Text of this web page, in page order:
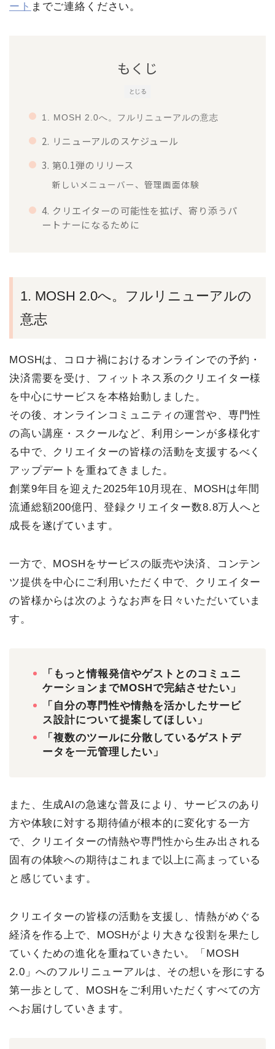
ート までご連絡ください。
とじる
もくじ
1. MOSH 2.0へ。フルリニューアルの意志
2. リニューアルのスケジュール
3. 第0.1弾のリリース
新しいメニューバー、管理画面体験
4. クリエイターの可能性を拡げ、寄り添うパ
ートナーになるために
1. MOSH 2.0へ。フルリニューアルの
意志
MOSHは、コロナ禍におけるオンラインでの予約・
決済需要を受け、フィットネス系のクリエイター様
を中心にサービスを本格始動しました。
その後、オンラインコミュニティの運営や、専門性
の高い講座・スクールなど、利用シーンが多様化す
る中で、クリエイターの皆様の活動を支援するべく
アップデートを重ねてきました。
創業9年目を迎えた2025年10月現在、MOSHは年間
流通総額200億円、登録クリエイター数8.8万人へと
成長を遂げています。
一方で、MOSHをサービスの販売や決済、コンテン
ツ提供を中心にご利用いただく中で、クリエイター
の皆様からは次のようなお声を日々いただいていま
す。
「もっと情報発信やゲストとのコミュニ
ケーションまでMOSHで完結させたい」
「自分の専門性や情熱を活かしたサービ
ス設計について提案してほしい」
「複数のツールに分散しているゲストデ
ータを一元管理したい」
また、生成AIの急速な普及により、サービスのあり
方や体験に対する期待値が根本的に変化する一方
で、クリエイターの情熱や専門性から生み出される
固有の体験への期待はこれまで以上に高まっている
と感じています。
クリエイターの皆様の活動を支援し、情熱がめぐる
経済を作る上で、MOSHがより大きな役割を果たし
ていくための進化を重ねていきたい。
「MOSH
2.0」へのフルリニューアルは、その想いを形にする
第一歩として、MOSHをご利用いただくすべての方
へお届けしていきます。